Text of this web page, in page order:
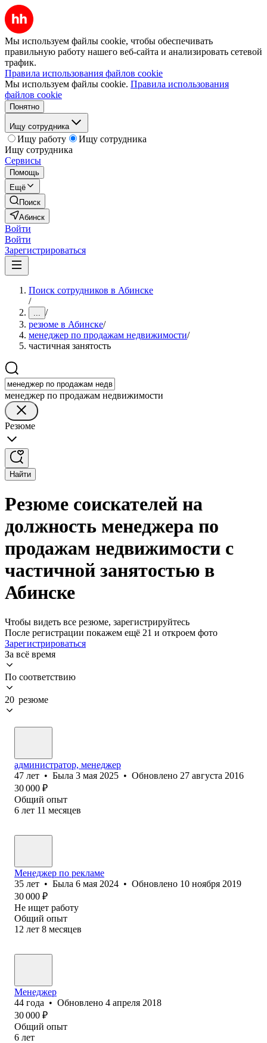
Мы используем файлы cookie, чтобы обеспечивать
правильную работу нашего веб-сайта и анализировать сетевой
трафик.
Правила использования файлов cookie
Мы используем файлы cookie. Правила использования
файлов cookie
Понятно
Ищу сотрудника
Ищу работу
Ищу сотрудника
Ищу сотрудника
Сервисы
Помощь
Ещё
Поиск
Абинск
Войти
Войти
Зарегистрироваться
Поиск сотрудников в Абинске
/
... /
резюме в Абинске/
менеджер по продажам недвижимости/
частичная занятость
менеджер по продажам недвижимости
Резюме
Найти
Резюме соискателей на
должность менеджера по
продажам недвижимости с
частичной занятостью в
Абинске
Чтобы видеть все резюме, зарегистрируйтесь
После регистрации покажем ещё 21 и откроем фото
Зарегистрироваться
За всё время
По соответствию
20 резюме
администратор, менеджер
47 лет • Была 3 мая 2025 • Обновлено 27 августа 2016
30 000 ₽
Общий опыт
6 лет 11 месяцев
Менеджер по рекламе
35 лет • Была 6 мая 2024 • Обновлено 10 ноября 2019
30 000 ₽
Не ищет работу
Общий опыт
12 лет 8 месяцев
Менеджер
44 года • Обновлено 4 апреля 2018
30 000 ₽
Общий опыт
6 лет